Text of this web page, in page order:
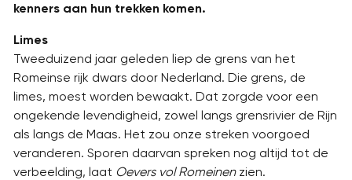
kenners aan hun trekken komen.
Limes
Tweeduizend jaar geleden liep de grens van het
Romeinse rijk dwars door Nederland. Die grens, de
limes, moest worden bewaakt. Dat zorgde voor een
ongekende levendigheid, zowel langs grensrivier de Rijn
als langs de Maas. Het zou onze streken voorgoed
veranderen. Sporen daarvan spreken nog altijd tot de
verbeelding, laat Oevers vol Romeinenzien.